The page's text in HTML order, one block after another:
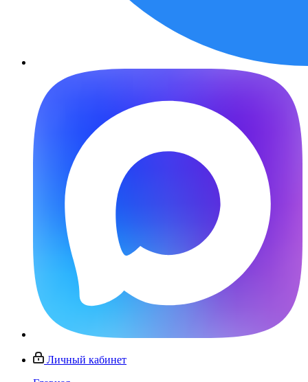
Личный кабинет